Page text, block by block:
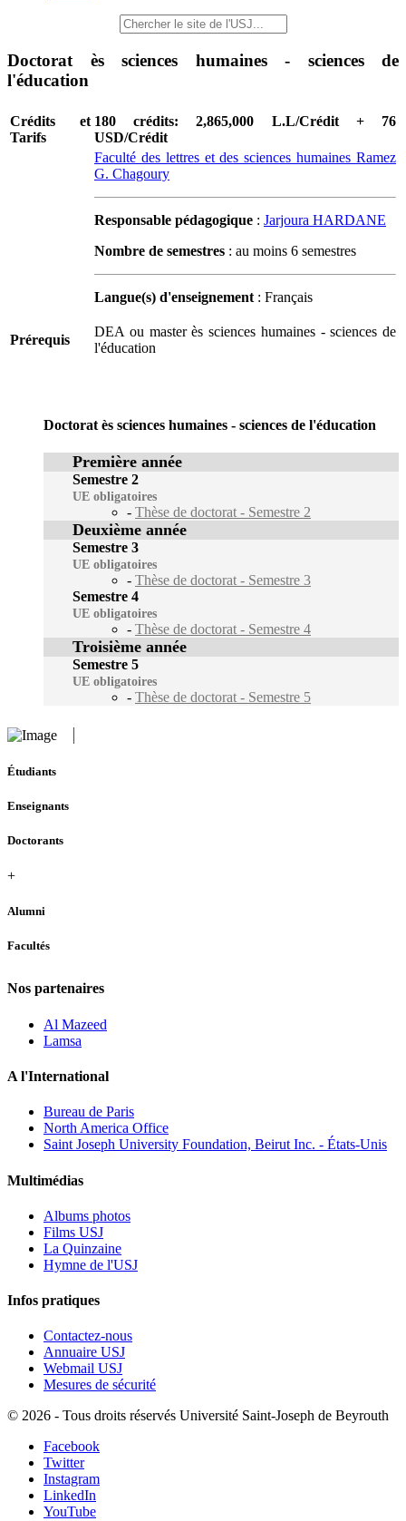
Doctorat ès sciences humaines - sciences de
l'éducation
Crédits et
Tarifs
180 crédits: 2,865,000 L.L/Crédit + 76
USD/Crédit
Faculté des lettres et des sciences humaines Ramez
G. Chagoury
Responsable pédagogique : Jarjoura HARDANE
Nombre de semestres : au moins 6 semestres
Langue(s) d'enseignement: Français
Prérequis
DEA ou master ès sciences humaines - sciences de
l'éducation
Doctorat ès sciences humaines - sciences de l'éducation
Première année
Semestre 2
UE obligatoires
- Thèse de doctorat - Semestre 2
Deuxième année
Semestre 3
UE obligatoires
- Thèse de doctorat - Semestre 3
Semestre 4
UE obligatoires
- Thèse de doctorat - Semestre 4
Troisième année
Semestre 5
UE obligatoires
- Thèse de doctorat - Semestre 5
Étudiants
Enseignants
Doctorants
+
Alumni
Facultés
Nos partenaires
Al Mazeed
Lamsa
A l'International
Bureau de Paris
North America Office
Saint Joseph University Foundation, Beirut Inc. - États-Unis
Multimédias
Albums photos
Films USJ
La Quinzaine
Hymne de l'USJ
Infos pratiques
Contactez-nous
Annuaire USJ
Webmail USJ
Mesures de sécurité
© 2026 - Tous droits réservés Université Saint-Joseph de Beyrouth
Facebook
Twitter
Instagram
LinkedIn
YouTube